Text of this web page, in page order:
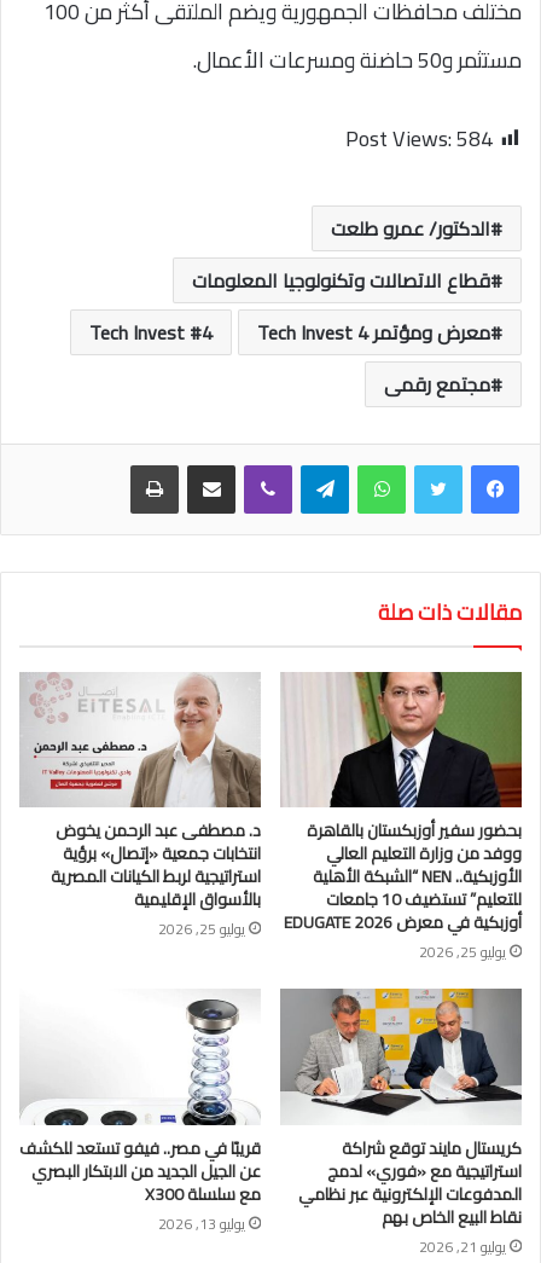
مختلف محافظات الجمهورية ويضم الملتقى أكثر من 100
مستثمر و50 حاضنة ومسرعات الأعمال.
Post Views:584
الدكتور/ عمرو طلعت
قطاع الاتصالات وتكنولوجيا المعلومات
معرض ومؤتمر 4 Tech Invest
4 Tech Invest
مجتمع رقمى
واتساب تيلقرام
مقالات ذات صلة
بحضور سفير أوزبكستان بالقاهرة
ووفد من وزارة التعليم العالي
الأوزبكية.. NEN “الشبكة الأهلية
للتعليم” تستضيف 10 جامعات
أوزبكية في معرض EDUGATE 2026
يوليو 25, 2026
د. مصطفى عبد الرحمن يخوض
انتخابات جمعية «إتصال» برؤية
استراتيجية لربط الكيانات المصرية
بالأسواق الإقليمية
يوليو 25, 2026
كريستال مايند توقع شراكة
استراتيجية مع «فوري» لدمج
المدفوعات الإلكترونية عبر نظامي
نقاط البيع الخاص بهم
يوليو 21, 2026
قريبًا في مصر.. فيفو تستعد للكشف
عن الجيل الجديد من الابتكار البصري
مع سلسلة X300
يوليو 13, 2026